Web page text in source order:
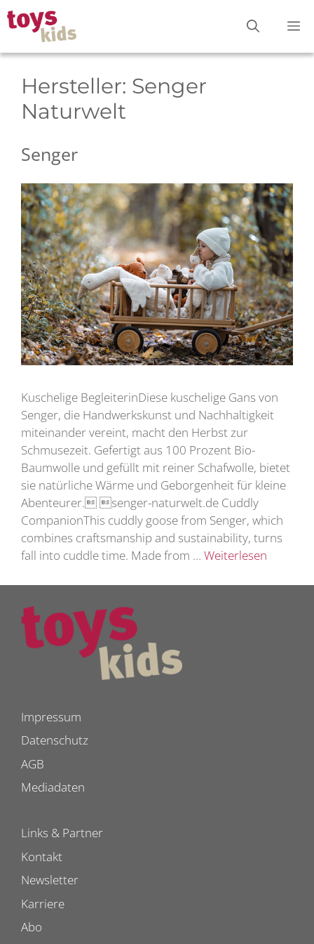
Zum
Inhalt
springen
Hersteller: Senger
Naturwelt
Senger
Kuschelige BegleiterinDiese kuschelige Gans von
Senger, die Handwerkskunst und Nachhaltigkeit
miteinander vereint, macht den Herbst zur
Schmusezeit. Gefertigt aus 100 Prozent Bio-
Baumwolle und gefüllt mit reiner Schafwolle, bietet
sie natürliche Wärme und Geborgenheit für kleine
Abenteurer. senger-naturwelt.de Cuddly
CompanionThis cuddly goose from Senger, which
combines craftsmanship and sustainability, turns
fall into cuddle time. Made from … Weiterlesen
Impressum
Datenschutz
AGB
Mediadaten
Links & Partner
Kontakt
Newsletter
Karriere
Abo